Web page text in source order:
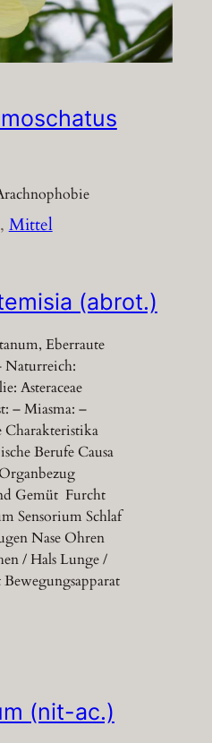
, Mittel
(abrot.)
Eberraute
Naturreich:
Asteraceae
– Miasma: –
Berufe Causa
Gemüt Furcht
Sensorium Schlaf
Nase Ohren
/ Hals Lunge /
(nit-ac.)